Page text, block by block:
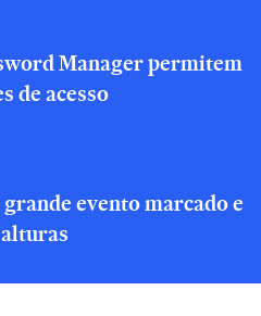
Manager permitem
de acesso
evento marcado e